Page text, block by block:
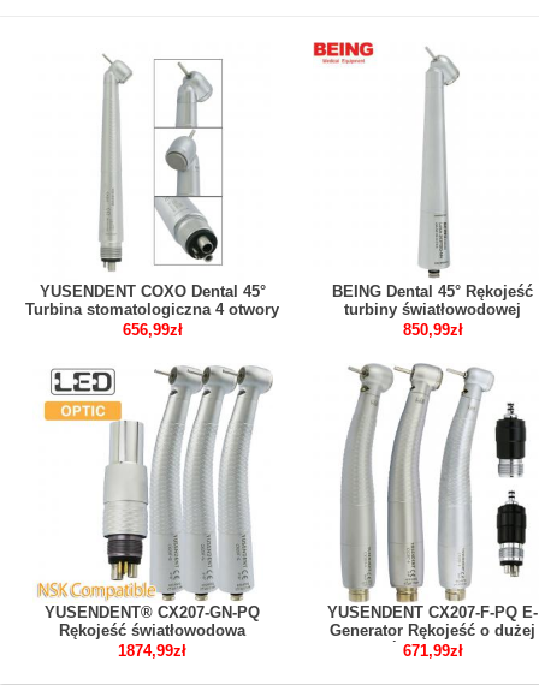
YUSENDENT COXO Dental 45°
Turbina stomatologiczna 4 otwory
kompatybilny z NSK PANA MAX
656,99zł
BEING Dental 45° Rękojeść
turbiny światłowodowej
Kompatybilny z NSK
850,99zł
YUSENDENT® CX207-GN-PQ
Rękojeść światłowodowa
Kompatybilny z NSK ( 1x
1874,99zł
YUSENDENT CX207-F-PQ E-
Generator Rękojeść o dużej
prędkości LED 2/4 otwory
671,99zł